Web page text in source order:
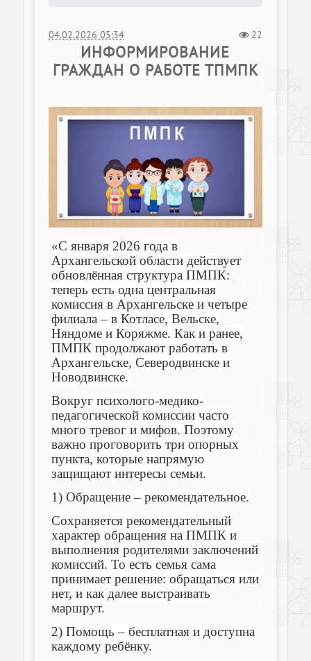
04.02.2026 05:34 22
ИНФОРМИРОВАНИЕ
ГРАЖДАН О РАБОТЕ ТПМПК
«С января 2026 года в
Архангельской области действует
обновлённая структура ПМПК:
теперь есть одна центральная
комиссия в Архангельске и четыре
филиала – в Котласе, Вельске,
Няндоме и Коряжме. Как и ранее,
ПМПК продолжают работать в
Архангельске, Северодвинске и
Новодвинске.
Вокруг психолого-медико-
педагогической комиссии часто
много тревог и мифов. Поэтому
важно проговорить три опорных
пункта, которые напрямую
защищают интересы семьи.
1) Обращение – рекомендательное.
Сохраняется рекомендательный
характер обращения на ПМПК и
выполнения родителями заключений
комиссий. То есть семья сама
принимает решение: обращаться или
нет, и как далее выстраивать
маршрут.
2) Помощь – бесплатная и доступна
каждому ребёнку.